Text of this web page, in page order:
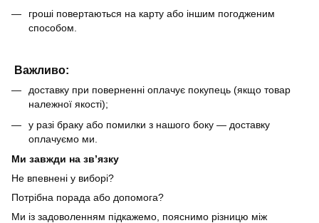
гроші повертаються на карту або іншим погодженим
способом.
Важливо:
доставку при поверненні оплачує покупець (якщо товар
належної якості);
у разі браку або помилки з нашого боку — доставку
оплачуємо ми.
Ми завжди на зв’язку
Не впевнені у виборі?
Потрібна порада або допомога?
Ми із задоволенням підкажемо, пояснимо різницю між